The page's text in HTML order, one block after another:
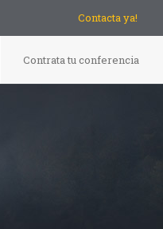
Contacta ya!
Contrata tu conferencia